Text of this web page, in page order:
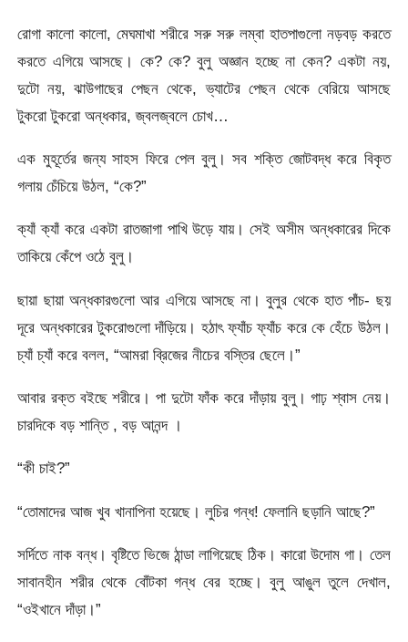
রোগা কালো কালো, মেঘমাখা শরীরে সরু সরু লম্বা হাতপাগুলো নড়বড় করতে
করতে এগিয়ে আসছে। কে? কে? বুলু অজ্ঞান হচ্ছে না কেন? একটা নয়,
দুটো নয়, ঝাউগাছের পেছন থেকে, ভ্যাটের পেছন থেকে বেরিয়ে আসছে
টুকরো টুকরো অন্ধকার, জ্বলজ্বলে চোখ…
এক মুহূর্তের জন্য সাহস ফিরে পেল বুলু। সব শক্তি জোটবদ্ধ করে বিকৃত
গলায় চেঁচিয়ে উঠল, “কে?”
ক্যাঁ ক্যাঁ করে একটা রাতজাগা পাখি উড়ে যায়। সেই অসীম অন্ধকারের দিকে
তাকিয়ে কেঁপে ওঠে বুলু।
ছায়া ছায়া অন্ধকারগুলো আর এগিয়ে আসছে না। বুলুর থেকে হাত পাঁচ- ছয়
দূরে অন্ধকারের টুকরোগুলো দাঁড়িয়ে। হঠাৎ ফ্যাঁচ ফ্যাঁচ করে কে হেঁচে উঠল।
চ্যাঁ চ্যাঁ করে বলল, “আমরা ব্রিজের নীচের বস্তির ছেলে।”
আবার রক্ত বইছে শরীরে। পা দুটো ফাঁক করে দাঁড়ায় বুলু। গাঢ় শ্বাস নেয়।
চারদিকে বড় শান্তি , বড় আনন্দ ।
“কী চাই?”
“তোমাদের আজ খুব খানাপিনা হয়েছে। লুচির গন্ধ! ফেলানি ছড়ানি আছে?”
সর্দিতে নাক বন্ধ। বৃষ্টিতে ভিজে ঠান্ডা লাগিয়েছে ঠিক। কারো উদোম গা। তেল
সাবানহীন শরীর থেকে বোঁটকা গন্ধ বের হচ্ছে। বুলু আঙুল তুলে দেখাল,
“ওইখানে দাঁড়া।”